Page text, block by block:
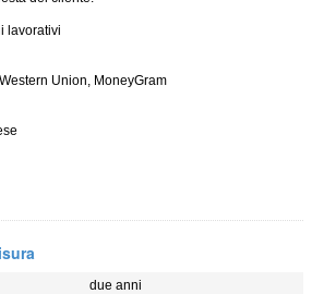
lavorativi
Union, MoneyGram
due anni